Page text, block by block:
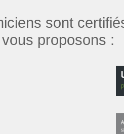
sont
proposons :